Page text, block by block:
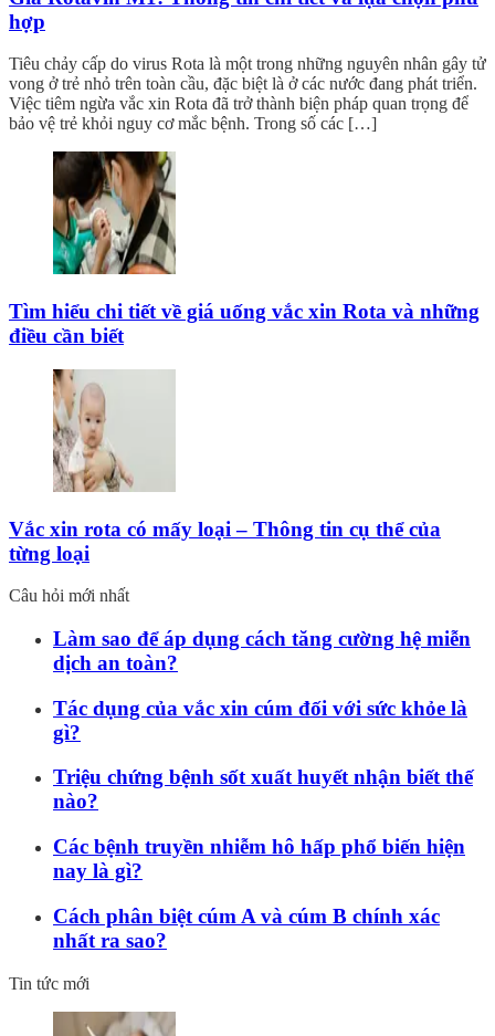
hợp
Tiêu chảy cấp do virus Rota là một trong những nguyên nhân gây tử
vong ở trẻ nhỏ trên toàn cầu, đặc biệt là ở các nước đang phát triển.
Việc tiêm ngừa vắc xin Rota đã trở thành biện pháp quan trọng để
bảo vệ trẻ khỏi nguy cơ mắc bệnh. Trong số các […]
Tìm hiểu chi tiết về giá uống vắc xin Rota và những
điều cần biết
Vắc xin rota có mấy loại – Thông tin cụ thể của
từng loại
Câu hỏi mới nhất
Làm sao để áp dụng cách tăng cường hệ miễn
dịch an toàn?
Tác dụng của vắc xin cúm đối với sức khỏe là
gì?
Triệu chứng bệnh sốt xuất huyết nhận biết thế
nào?
Các bệnh truyền nhiễm hô hấp phổ biến hiện
nay là gì?
Cách phân biệt cúm A và cúm B chính xác
nhất ra sao?
Tin tức mới